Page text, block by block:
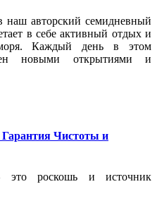
авторский семидневный
в себе активный отдых и
Каждый день в этом
новыми открытиями и
Гарантия Чистоты и
это роскошь и источник